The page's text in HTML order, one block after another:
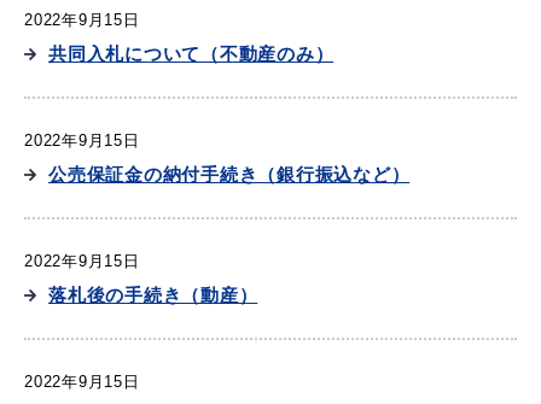
ご案内
お問い合わせ
2022年9月15日
共同入札について（不動産のみ）
2022年9月15日
公売保証金の納付手続き（銀行振込など）
2022年9月15日
落札後の手続き（動産）
2022年9月15日